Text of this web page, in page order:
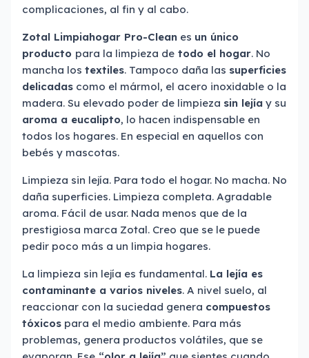
complicaciones, al fin y al cabo.
Zotal Limpiahogar Pro-Clean es un único
producto para la limpieza de todo el hogar. No
mancha los textiles. Tampoco daña las superficies
delicadas como el mármol, el acero inoxidable o la
madera. Su elevado poder de limpieza sin lejía y su
aroma a eucalipto, lo hacen indispensable en
todos los hogares. En especial en aquellos con
bebés y mascotas.
Limpieza sin lejía. Para todo el hogar. No macha. No
daña superficies. Limpieza completa. Agradable
aroma. Fácil de usar. Nada menos que de la
prestigiosa marca Zotal. Creo que se le puede
pedir poco más a un limpia hogares.
La limpieza sin lejía es fundamental. La lejía es
contaminante a varios niveles. A nivel suelo, al
reaccionar con la suciedad genera compuestos
tóxicos para el medio ambiente. Para más
problemas, genera productos volátiles, que se